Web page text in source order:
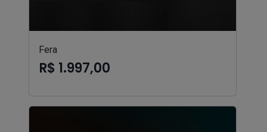
Fera
R$ 1.997,00